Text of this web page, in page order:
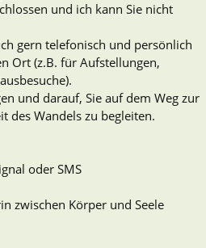
und ich kann Sie nicht
gern telefonisch und persönlich
Ort (z.B. für Aufstellungen,
und darauf, Sie auf dem Weg zur
des Wandels zu begleiten.
oder SMS
zwischen Körper und Seele